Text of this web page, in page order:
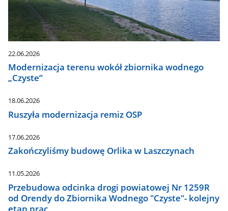
22.06.2026
Modernizacja terenu wokół zbiornika wodnego
„Czyste”
18.06.2026
Ruszyła modernizacja remiz OSP
17.06.2026
Zakończyliśmy budowę Orlika w Laszczynach
11.05.2026
Przebudowa odcinka drogi powiatowej Nr 1259R
od Orendy do Zbiornika Wodnego "Czyste"- kolejny
etap prac